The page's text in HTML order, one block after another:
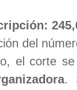
del
el corte
.